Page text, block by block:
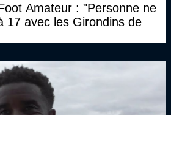
Amateur : "Personne ne
17 avec les Girondins de